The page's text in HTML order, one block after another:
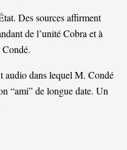
Des sources affirment
de l’unité Cobra et à
audio dans lequel M. Condé
“ami” de longue date. Un